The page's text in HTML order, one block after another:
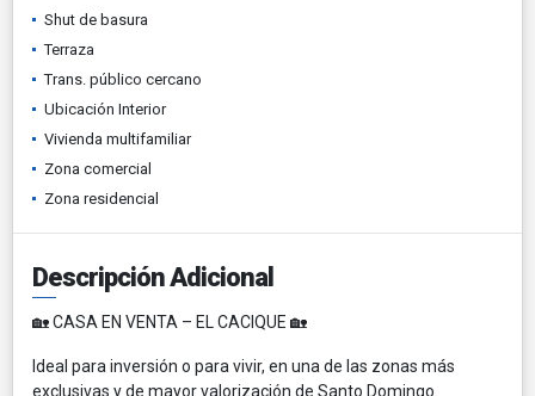
Shut de basura
Terraza
Trans. público cercano
Ubicación Interior
Vivienda multifamiliar
Zona comercial
Zona residencial
Descripción Adicional
🏡 CASA EN VENTA – EL CACIQUE 🏡
Ideal para inversión o para vivir, en una de las zonas más
exclusivas y de mayor valorización de Santo Domingo.